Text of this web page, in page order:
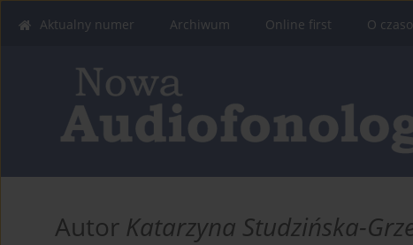
Aktualny numer Archiwum Online first O
Autor Katarzyna Studzińska-